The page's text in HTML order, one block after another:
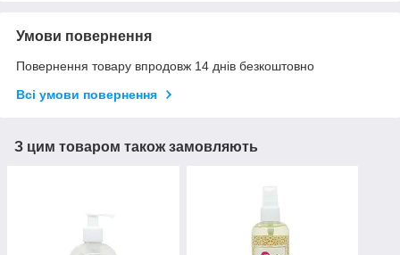
Умови повернення
Повернення товару впродовж 14 днів безкоштовно
Всі умови повернення
З цим товаром також замовляють